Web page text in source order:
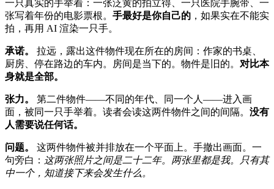
一只真实的手举着：一张泛黄的拍立得、一只医院手腕带、一
张写着年份的电影票根。 手最好是你自己的 ，如果实在不能实
拍，再用 AI 渲染一只手。
承诺。
拉远，露出这件物件现在所在的房间：作家的书桌、
厨房、停在路边的车内。房间是当下的。物件是旧的。 对比本
身就是全部。
张力。
第二件物件——不同的年代、同一个人——进入画
面，被同一只手举着。读者会读这两件物件之间的间隔。 没有
人需要说任何话。
问题。
这两件物件被并排放在一个平面上。手撤出画面。一
句旁白： 这两张照片之间是二十二年。两张里都是我。只有其
中一个，知道接下来会发生什么。